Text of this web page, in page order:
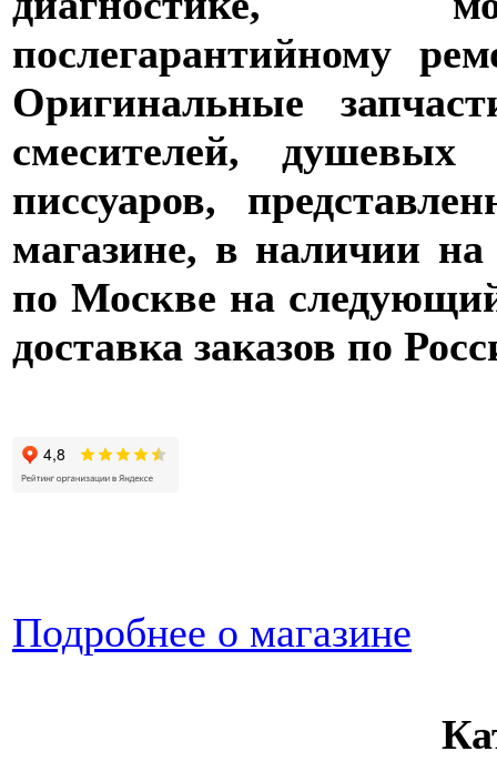
послегарантийному
Оригинальные
смесителей, душевых
писсуаров,
магазине, в наличии на
по Москве на
доставка заказов по
Подробнее о магазине